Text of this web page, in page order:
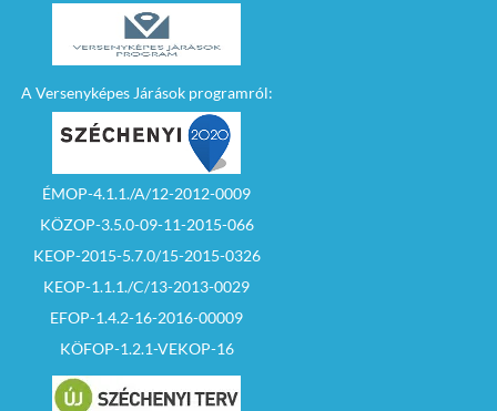
A Versenyképes Járások programról:
ÉMOP-4.1.1./A/12-2012-0009
KÖZOP-3.5.0-09-11-2015-066
KEOP-2015-5.7.0/15-2015-0326
KEOP-1.1.1./C/13-2013-0029
EFOP-1.4.2-16-2016-00009
KÖFOP-1.2.1-VEKOP-16